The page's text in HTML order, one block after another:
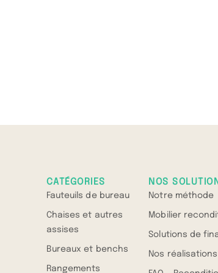
CATÉGORIES
Fauteuils de bureau
Chaises et autres
assises
Bureaux et benchs
Rangements
NOS
Notre méthode
Mobilier
Solutions de
Nos réalisations